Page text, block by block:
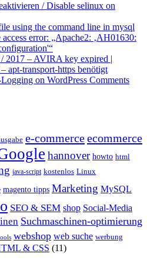
/ Disable selinux on
using the command line in mysql
error: „Apache2: ‚AH01630:
2017 – AVIRA key expired |
apt-transport-https benötigt
on WordPress Comments
e-commerceecommerce
hannover howto html
java-script kostenlos Linux
magento tipps Marketing MySQL
SEO & SEM shop Social-Media
Suchmaschinen-optimierung
webshop web suche werbung
& CSS (11)